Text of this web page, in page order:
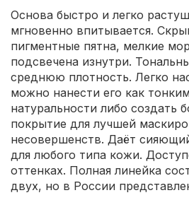
Основа быстро и легко
мгновенно впитывается.
пигментные пятна, мелкие
подсвечена изнутри.
среднюю плотность. Легко
можно нанести его как
натуральности либо создать
покрытие для лучшей
несовершенств. Даёт
для любого типа кожи.
оттенках. Полная линейка
двух, но в России